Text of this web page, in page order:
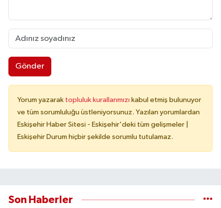
Gönder
Yorum yazarak topluluk kurallarımızı kabul etmiş bulunuyor
ve tüm sorumluluğu üstleniyorsunuz. Yazılan yorumlardan
Eskişehir Haber Sitesi - Eskişehir'deki tüm gelişmeler |
Eskişehir Durum hiçbir şekilde sorumlu tutulamaz.
Son Haberler